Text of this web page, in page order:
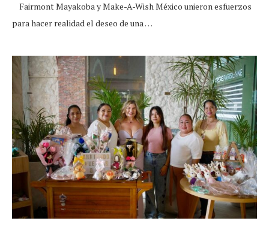
Fairmont Mayakoba y Make-A-Wish México unieron esfuerzos
para hacer realidad el deseo de una …